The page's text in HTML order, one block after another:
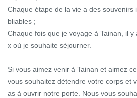
Chaque étape de la vie a des souvenirs
bliables ;
Chaque fois que je voyage à Tainan, il y
x où je souhaite séjourner.
Si vous aimez venir à Tainan et aimez
vous souhaitez détendre votre corps et
as à ouvrir notre porte. Nous vous